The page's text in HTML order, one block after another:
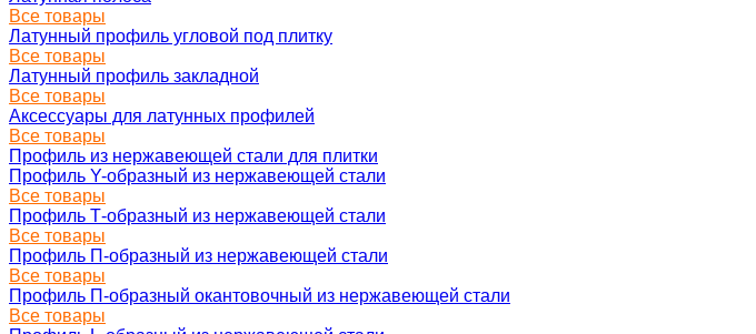
Все товары
Латунный профиль угловой под плитку
Все товары
Латунный профиль закладной
Все товары
Аксессуары для латунных профилей
Все товары
Профиль из нержавеющей стали для плитки
Профиль Y-образный из нержавеющей стали
Все товары
Профиль Т-образный из нержавеющей стали
Все товары
Профиль П-образный из нержавеющей стали
Все товары
Профиль П-образный окантовочный из нержавеющей стали
Все товары